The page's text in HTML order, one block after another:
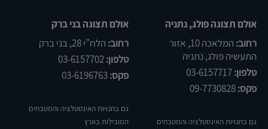
אולם תצוגה פולג, נתניה
רחוב:
המלאכה 10, אזור
התעשיה פולג, נתניה
טלפון:03-6157717
פקס:
גם בחנויות האינסטלציה והמטבחים
אולם תצוגה בני ברק
רחוב: הלח”י 28, בני ברק
טלפון:03-6157702
פקס:
גם בחנויות האינסטלציה והמטבחים
המובילות בארץ